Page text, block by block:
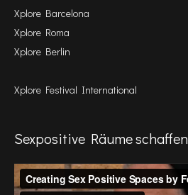
Xplore Barcelona
Xplore Roma
Xplore Berlin
Xplore Festival International
Sexpositive Räume schaffen
Video-
Player